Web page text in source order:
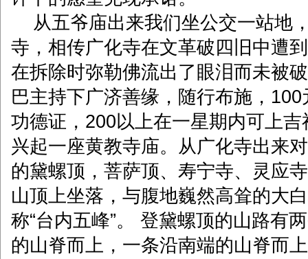
从五爷庙出来我们坐公交一站地
寺，相传广化寺在文革破四旧中遭
在拆除时弥勒佛流出了眼泪而未被
巴主持下广济善缘，随行布施，
功德证，200以上在一星期内可上
兴起一座黄教寺庙。从广化寺出来
的黛螺顶，菩萨顶、寿宁寺、灵应
山顶上坐落，与腹地巍然高耸的大
称“台内五峰”。 登黛螺顶的山路有
的山脊而上，一条沿南端的山脊而